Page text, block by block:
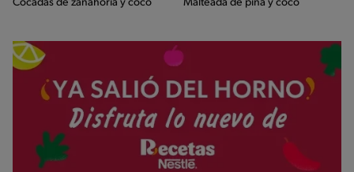
Cocadas de zanahoria y coco Malteada de piña y coco